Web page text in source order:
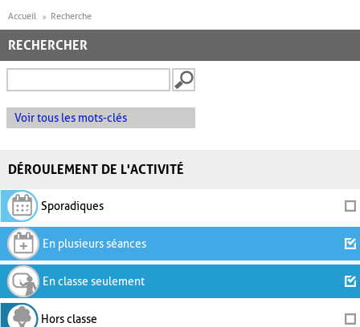
Accueil Recherche
RECHERCHER
Voir tous les mots-clés
DÉROULEMENT DE L'ACTIVITÉ
Sporadiques
En plusieurs séances
En classe seulement
Hors classe